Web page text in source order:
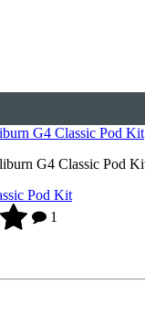
G4 Classic Pod
Pod Kit
1